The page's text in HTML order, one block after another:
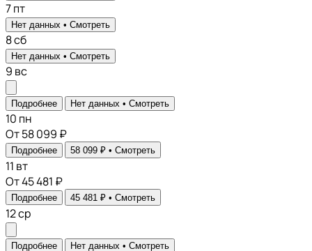
7пт
Нет данных • Смотреть
8сб
Нет данных • Смотреть
9 вс
Подробнее Нет данных • Смотреть
10 пн
От 58 099 ₽
Подробнее 58 099 ₽ • Смотреть
11 вт
От 45 481 ₽
Подробнее 45 481 ₽ • Смотреть
12ср
Подробнее Нет данных • Смотреть